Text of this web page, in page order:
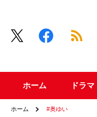
ホーム ドラマ
ホーム #奥ゆい